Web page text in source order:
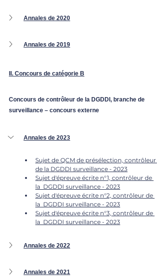
Annales de 2020
Annales de 2019
II. Concours de catégorie B
Concours de contrôleur de la DGDDI, branche de
surveillance – concours externe
Annales de 2023
Sujet de QCM de présélection, contrôleur
de la DGDDI surveillance - 2023
Sujet d'épreuve écrite n°1, contrôleur de
la DGDDI surveillance - 2023
Sujet d'épreuve écrite n°2, contrôleur de
la DGDDI surveillance - 2023
Sujet d'épreuve écrite n°3, contrôleur de
la DGDDI surveillance - 2023
Annales de 2022
Annales de 2021